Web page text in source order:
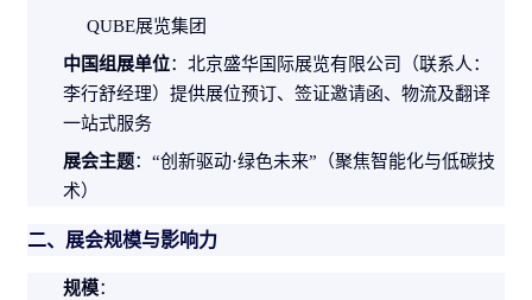
QUBE展览集团
中国组展单位：北京盛华国际展览有限公司（联系人：
李行舒经理）提供展位预订、签证邀请函、物流及翻译
一站式服务
展会主题：“创新驱动·绿色未来”（聚焦智能化与低碳技
术）
二、展会规模与影响力
规模：